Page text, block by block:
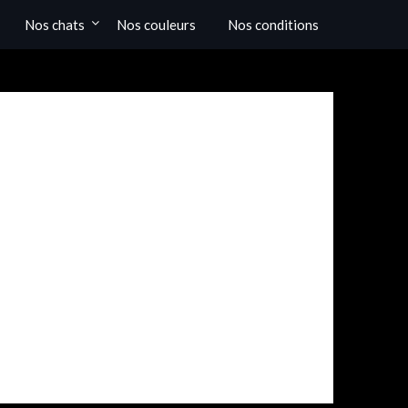
Nos chats Nos couleurs Nos conditions